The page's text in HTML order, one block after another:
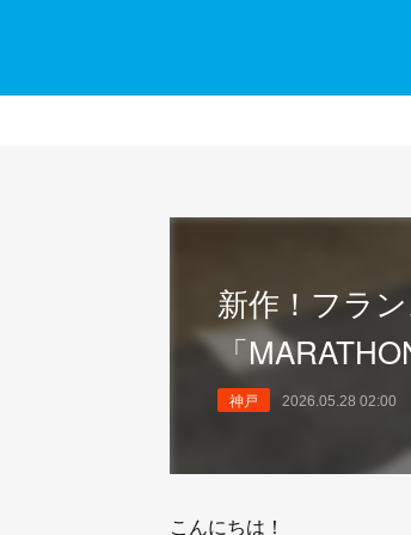
新作！フラ
「
神戸 2026.05.28 02:00
こんにちは！